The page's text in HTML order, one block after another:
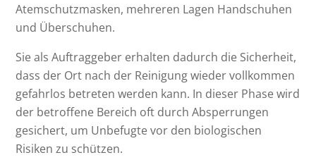
Atemschutzmasken, mehreren Lagen Handschuhen
und Überschuhen.
Sie als Auftraggeber erhalten dadurch die Sicherheit,
dass der Ort nach der Reinigung wieder vollkommen
gefahrlos betreten werden kann. In dieser Phase wird
der betroffene Bereich oft durch Absperrungen
gesichert, um Unbefugte vor den biologischen
Risiken zu schützen.